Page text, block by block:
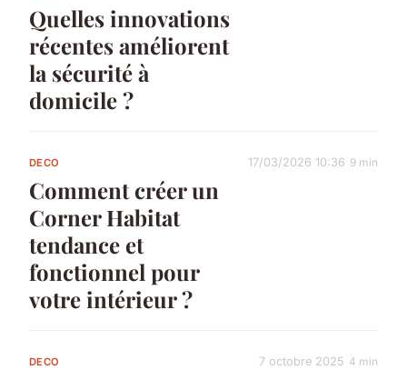
Quelles innovations
récentes améliorent
la sécurité à
domicile ?
DECO
Comment créer un
Corner Habitat
tendance et
fonctionnel pour
votre intérieur ?
17/03/2026 10:36 9 min
DECO 7 octobre 2025 4 min